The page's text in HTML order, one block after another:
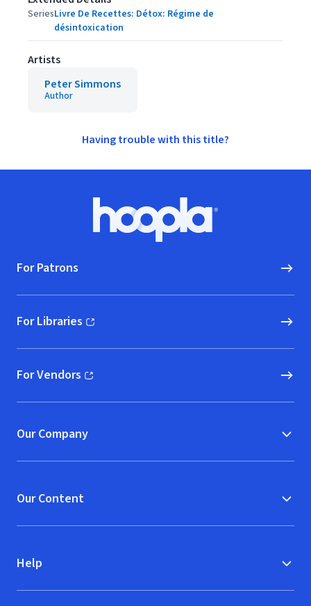
SeriesLivre De Recettes: Détox: Régime de
désintoxication
Artists
Peter Simmons
Author
Having trouble with this title?
Hoopla logo, Go to homepage
For Patrons
For Libraries
(opens in new window)
For Vendors
(opens in new window)
Our Company
Our Content
Help